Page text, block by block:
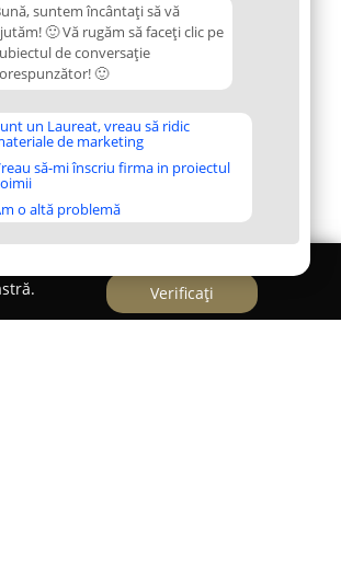
suntem încântați să vă
🙂 Vă rugăm să faceți clic pe
de conversație
🙂
un Laureat, vreau să ridic
de marketing
să-mi înscriu firma in proiectul
o altă problemă
Verificați